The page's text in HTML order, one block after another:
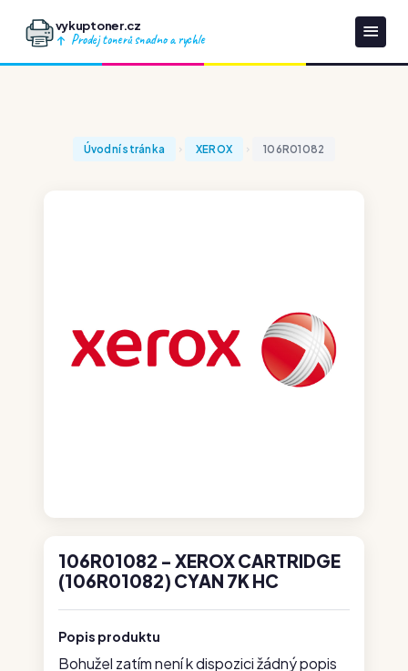
vykuptoner.cz
Prodej tonerů snadno a rychle
Úvodní stránka XEROX 106R01082
106R01082 - XEROX CARTRIDGE
(106R01082) CYAN 7K HC
Popis produktu
Bohužel zatím není k dispozici žádný popis